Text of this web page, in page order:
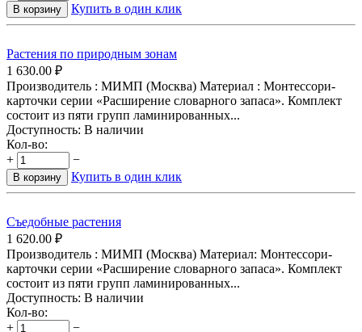
В корзину Купить в один клик
Растения по природным зонам
1 630.00 ₽
Производитель : МИМП (Москва) Материал : Монтессори-
карточки серии «Расширение словарного запаса». Комплект
состоит из пяти групп ламинированных...
Доступность: В наличии
Кол-во:
+
−
В корзину Купить в один клик
Съедобные растения
1 620.00 ₽
Производитель : МИМП (Москва) Материал: Монтессори-
карточки серии «Расширение словарного запаса». Комплект
состоит из пяти групп ламинированных...
Доступность: В наличии
Кол-во:
+
−